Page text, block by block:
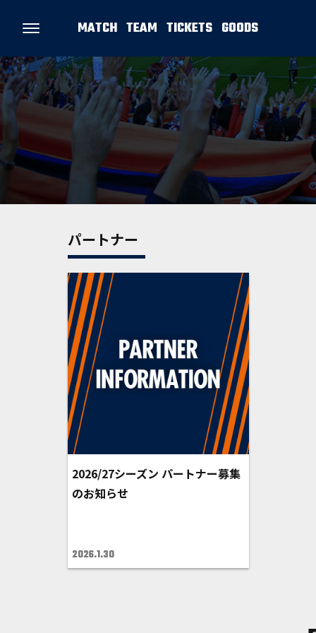
MATCH TEAM TICKETS GOODS
パートナー
2026/27シーズン パートナー募集
のお知らせ
2026.1.30